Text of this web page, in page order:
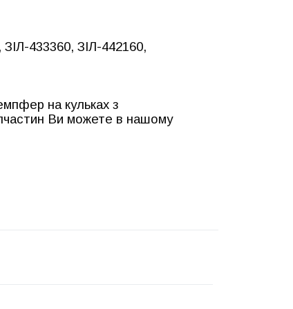
ЗІЛ-433360, ЗІЛ-442160,
на кульках з
Ви можете в нашому